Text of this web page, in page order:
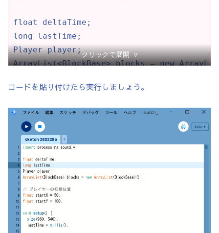
float deltaTime;
long lastTime;
Player player;
ArrayList<BlockBase> blocks = new
// プレイヤーの初期位置
float startY = 100;
void setup() {
  size(960, 540);
  lastTime = millis();
player = new Player(startX, startY,
  // --- ステージを構成する部分 ---
クリックで展開 ▽
コードを貼り付けたら実行しましょう。